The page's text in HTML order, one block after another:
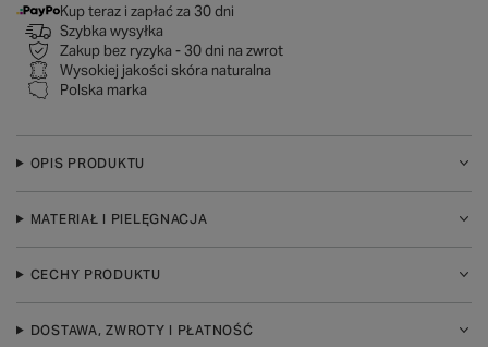
Kup teraz i zapłać za 30 dni
Szybka wysyłka
Zakup bez ryzyka - 30 dni na zwrot
Wysokiej jakości skóra naturalna
Polska marka
OPIS PRODUKTU
MATERIAŁ I PIELĘGNACJA
CECHY PRODUKTU
DOSTAWA, ZWROTY I PŁATNOŚĆ